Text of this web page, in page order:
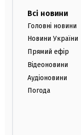
Всі новини
Головні новини
Новини України
Прямий ефір
Відеоновини
Аудіоновини
Погода